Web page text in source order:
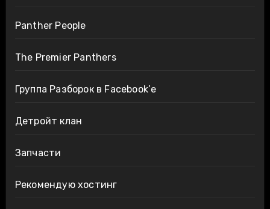
Panther People
The Premier Panthers
Группа Разборок в Facebook’е
Детройт клан
Запчасти
Рекомендую хостинг